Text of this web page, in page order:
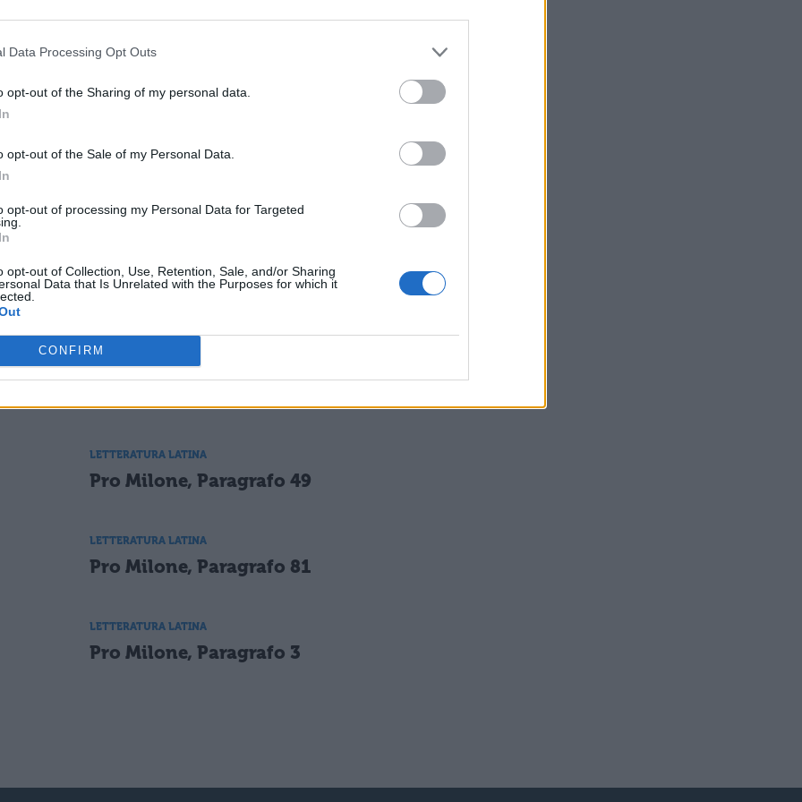
Data Processing Opt Outs
opt-out of the Sharing of my personal data.
opt-out of the Sale of my Personal Data.
opt-out of processing my Personal Data for Targeted
opt-out of Collection, Use, Retention, Sale, and/or Sharing
Data that Is Unrelated with the Purposes for which it
CONFIRM
sé devota non solo fino a piegarla col suo valore,
col sacrificio di tre patrimoni: dopo aver
è sicuro di essersi procurato il vostro favore
nei confronti dello stato. La benevolenza del
in questi ultimi tempi; ma qualunque via gli
che porterà con sé gli atti d'ossequio, vostri
ordini, le dimostrazioni di simpatia, le parole
LETTERATURA LATINA
LETTERATURA LATINA
Pro Milone, Paragrafo 49
LETTERATURA LATINA
Pro Milone, Paragrafo 81
LETTERATURA LATINA
Pro Milone, Paragrafo 3